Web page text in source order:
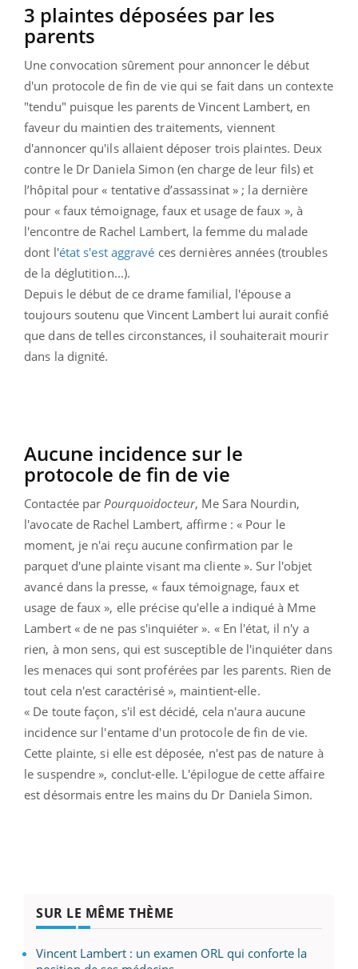
3 plaintes déposées par les
parents
Une convocation sûrement pour annoncer le début
d'un protocole de fin de vie qui se fait dans un contexte
"tendu" puisque les parents de Vincent Lambert, en
faveur du maintien des traitements, viennent
d'annoncer qu'ils allaient déposer trois plaintes. Deux
contre le Dr Daniela Simon (en charge de leur fils) et
l’hôpital pour « tentative d’assassinat » ; la dernière
pour « faux témoignage, faux et usage de faux », à
l'encontre de Rachel Lambert, la femme du malade
dont l'état s'est aggravé ces dernières années (troubles
de la déglutition...).
Depuis le début de ce drame familial, l'épouse a
toujours soutenu que Vincent Lambert lui aurait confié
que dans de telles circonstances, il souhaiterait mourir
dans la dignité.
Aucune incidence sur le
protocole de fin de vie
Contactée par Pourquoidocteur, Me Sara Nourdin,
l'avocate de Rachel Lambert, affirme : « Pour le
moment, je n'ai reçu aucune confirmation par le
parquet d'une plainte visant ma cliente ». Sur l'objet
avancé dans la presse, « faux témoignage, faux et
usage de faux », elle précise qu'elle a indiqué à Mme
Lambert « de ne pas s'inquiéter ». « En l'état, il n'y a
rien, à mon sens, qui est susceptible de l'inquiéter dans
les menaces qui sont proférées par les parents. Rien de
tout cela n'est caractérisé », maintient-elle.
« De toute façon, s'il est décidé, cela n'aura aucune
incidence sur l'entame d'un protocole de fin de vie.
Cette plainte, si elle est déposée, n'est pas de nature à
le suspendre », conclut-elle. L'épilogue de cette affaire
est désormais entre les mains du Dr Daniela Simon.
SUR LE MÊME THÈME
Vincent Lambert : un examen ORL qui conforte la